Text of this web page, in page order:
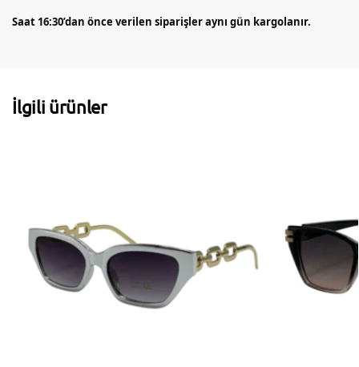
Saat 16:30’dan önce verilen siparişler aynı gün kargolanır.
İlgili ürünler